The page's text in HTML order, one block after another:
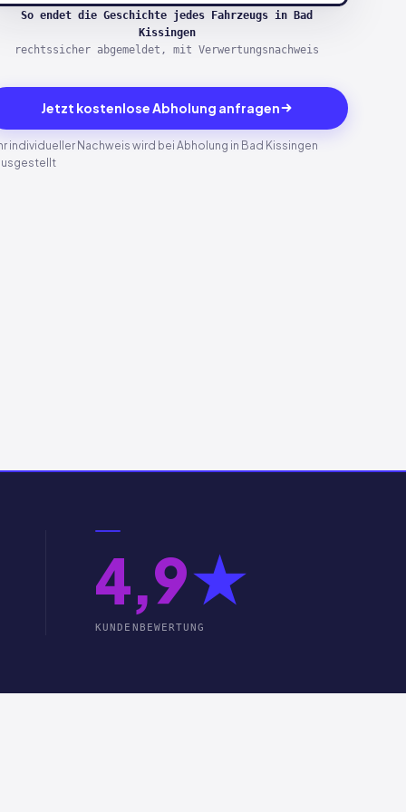
So endet die Geschichte jedes Fahrzeugs in Bad
Kissingen
rechtssicher abgemeldet, mit Verwertungsnachweis
Jetzt kostenlose Abholung anfragen
individueller Nachweis wird bei Abholung in Bad Kissingen
4,9★
KUNDENBEWERTUNG